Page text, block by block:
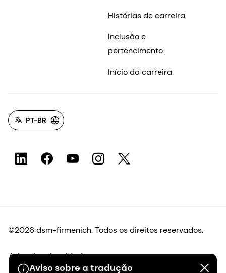
Aviso sobre a tradução
Histórias de carreira
Inclusão e
pertencimento
Início da carreira
PT-BR
©2026 dsm-firmenich. Todos os direitos reservados.
Aviso de privacidade